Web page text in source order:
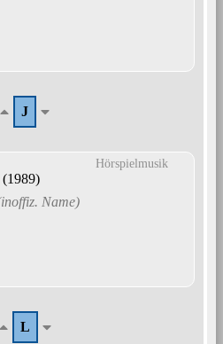
J
Hörspielmusik
(1989)
L